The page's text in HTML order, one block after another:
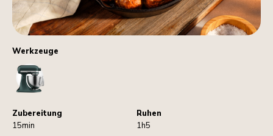
Werkzeuge
StandMixer
Zubereitung
15min
Ruhen
1h5